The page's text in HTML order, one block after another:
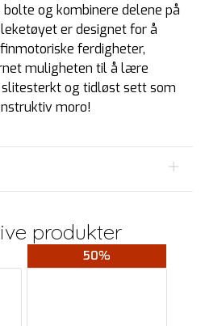
og kombinere delene på
er designet for å
ferdigheter,
muligheten til å lære
og tidløst sett som
moro!
produkter
50%